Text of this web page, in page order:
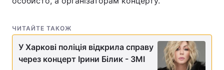
ЧИТАЙТЕ ТАКОЖ
У Харкові поліція відкрила справу
через концерт Ірини Білик - ЗМІ